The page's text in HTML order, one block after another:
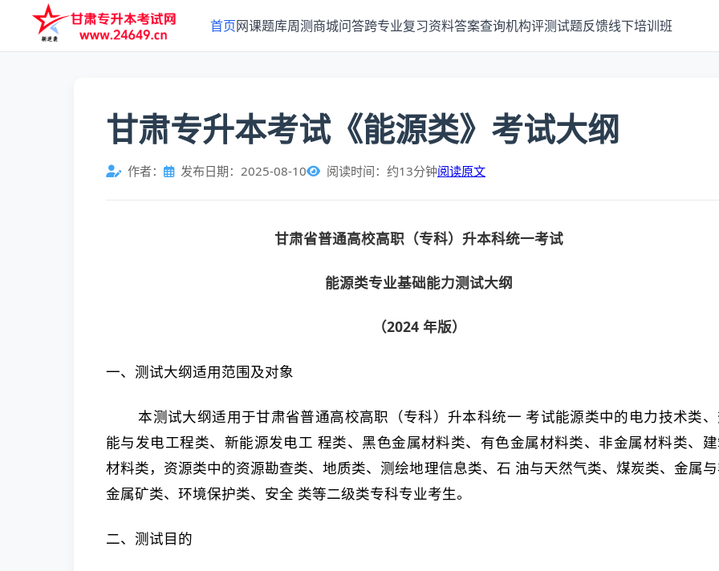
首页网课题库周测商城问答跨专业复习资料答案查询机构评测试题反馈线下培训班
甘肃专升本考试《能源类》考试大纲
作者： 发布日期：2025-08-10 阅读时间：约13分钟阅读原文
甘肃省普通高校高职（专科）升本科统一考试
能源类专业基础能力测试大纲
（2024 年版）
一、测试大纲适用范围及对象
本测试大纲适用于甘肃省普通高校高职（专科）升本科统一 考试能源类中的电力技术类
能与发电工程类、新能源发电工 程类、黑色金属材料类、有色金属材料类、非金属材料类、
材料类，资源类中的资源勘查类、地质类、测绘地理信息类、石 油与天然气类、煤炭类、金属
金属矿类、环境保护类、安全 类等二级类专科专业考生。
二、测试目的